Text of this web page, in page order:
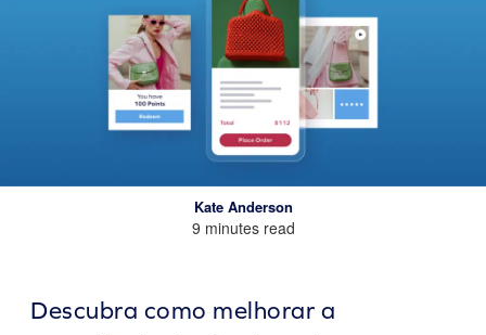
Kate Anderson
9 minutes read
Descubra como melhorar a